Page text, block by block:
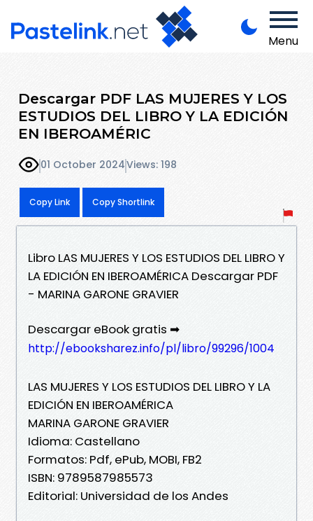
Menu
Descargar PDF LAS MUJERES Y LOS
ESTUDIOS DEL LIBRO Y LA EDICIÓN
EN IBEROAMÉRIC
01 October 2024Views: 198
Copy Link Copy Shortlink
Libro LAS MUJERES Y LOS ESTUDIOS DEL LIBRO Y
LA EDICIÓN EN IBEROAMÉRICA Descargar PDF
- MARINA GARONE GRAVIER
Descargar eBook gratis ➡
http://ebooksharez.info/pl/libro/99296/1004
LAS MUJERES Y LOS ESTUDIOS DEL LIBRO Y LA
EDICIÓN EN IBEROAMÉRICA
MARINA GARONE GRAVIER
Idioma: Castellano
Formatos: Pdf, ePub, MOBI, FB2
ISBN: 9789587985573
Editorial: Universidad de los Andes